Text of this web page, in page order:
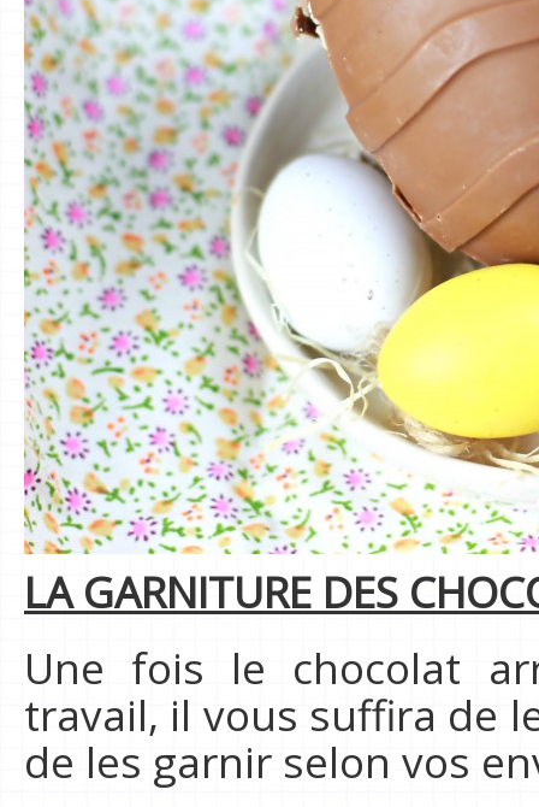
LA GARNITURE DES
Une fois le chocolat
travail, il vous suffira de
de les garnir selon vos